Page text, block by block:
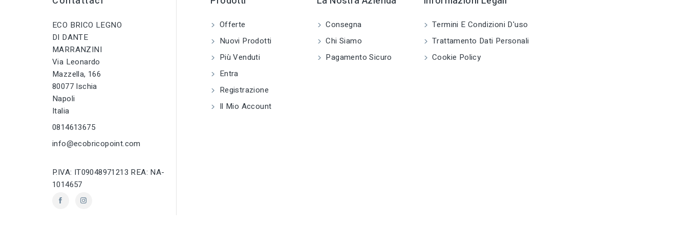
ECO BRICO LEGNO
DI DANTE
MARRANZINI
Via Leonardo
Mazzella, 166
80077 Ischia
Napoli
Italia
0814613675
info@ecobricopoint.com
P.IVA: IT09048971213 REA: NA-
1014657
Offerte
Nuovi Prodotti
Più Venduti
Entra
Registrazione
Il Mio Account
Consegna
Chi Siamo
Pagamento Sicuro
Termini E Condizioni D'uso
Trattamento Dati Personali
Cookie Policy